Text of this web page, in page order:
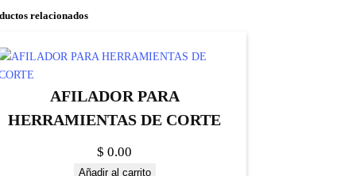
relacionados
AFILADOR PARA
HERRAMIENTAS DE CORTE
$ 0.00
Añadir al carrito